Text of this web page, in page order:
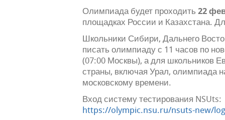
Олимпиада будет проходить 22
площадках России и Казахстана.
Школьники Сибири, Дальнего
писать олимпиаду с 11 часов по
(07:00 Москвы), а для школьников
страны, включая Урал, олимпиада
московскому времени.
Вход систему тестирования NSUts:
https://olympic.nsu.ru/nsuts-new/